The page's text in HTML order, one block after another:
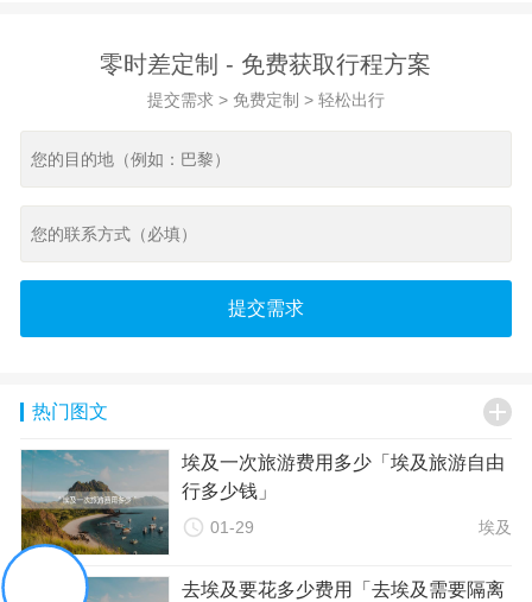
根据不同的航空公司、航班时间和舱位等级而定。提前预订和
开罗等大城市，一间经济型酒店的费用大约在200-400元人民
币/晚，而高档酒店的价格则更高。在埃及的其他城市和旅游景
点，住宿费用相对较低。通过预订平台比较不同酒店的价格，
也可以节省一定的费用。
埃及的餐饮费用相对较为实惠，尤其是在非旅游区的当地餐馆
厅的费用会更高。在规划餐饮费用时，可以考虑适应当地口
四、景点费用
埃及有许多著名的景点，如金字塔、卢克索神庙、阿布辛贝神
庙等。大部分景点的门票价格在20-100元人民币之间，但也有
一些较贵的景点门票价格超过200元人民币。在计划行程时，可
以根据个人兴趣选择合适的景点，并提前购买门票以避免现场
零时差定制 - 免费获取行程方案
提交需求 > 免费定制 > 轻松出行
提交需求
热门图文 
埃及一次旅游费用多少「埃及旅游自由
行多少钱」
 01-29 埃及
去埃及要花多少费用「去埃及需要隔离